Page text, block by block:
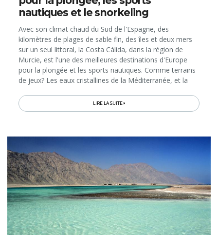
nautiques et le snorkeling
Avec son climat chaud du Sud de l'Espagne, des
kilomètres de plages de sable fin, des îles et deux mers
sur un seul littoral, la Costa Cálida, dans la région de
Murcie, est l'une des meilleures destinations d'Europe
pour la plongée et les sports nautiques. Comme terrains
de jeux? Les eaux cristallines de la Méditerranée, et la
LIRE LA SUITE